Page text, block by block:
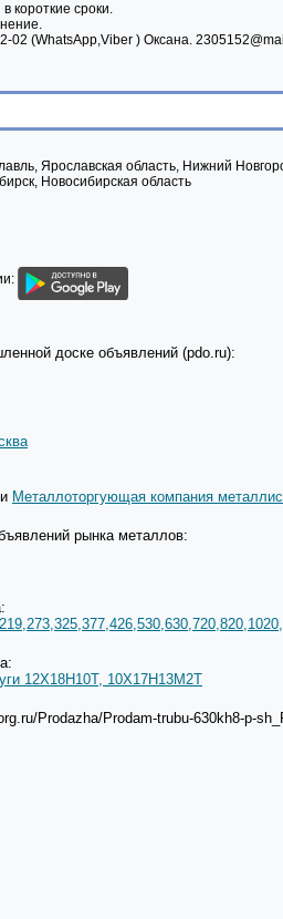
короткие сроки.
02 (WhatsApp,Viber ) Оксана.
Ярославская область, Нижний
Новосибирская область
доске объявлений (pdo.ru):
и Металлоторгующая компания
рынка металлов:
12Х18Н10Т, 10Х17Н13М2Т
Prodazha/Prodam-trubu-630kh8-p-